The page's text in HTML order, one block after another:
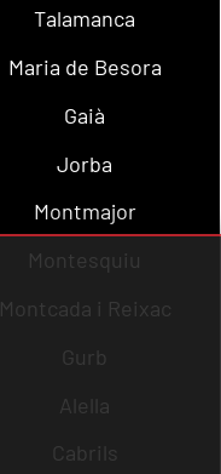
Talamanca
Maria de Besora
Gaià
Jorba
Montmajor
Montesquiu
Montcada i Reixac
Gurb
Alella
Cabrils